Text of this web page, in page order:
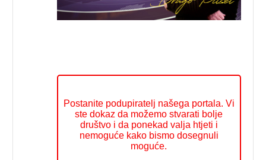
Postanite podupiratelj našega portala. Vi
ste dokaz da možemo stvarati bolje
društvo i da ponekad valja htjeti i
nemoguće kako bismo dosegnuli
moguće.